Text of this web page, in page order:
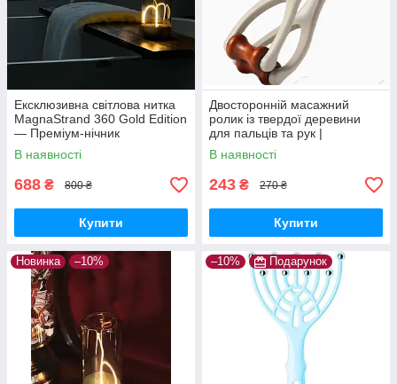
Ексклюзивна світлова нитка
MagnaStrand 360 Gold Edition
— Преміум-нічник
трансформер, дизайнерська
LED-лампа
В наявності
688 ₴ 800 ₴
Купити
Двосторонній масажний
ролик із твердої деревини
для пальців та рук |
компактний ручний масажер
для релаксу
В наявності
243 ₴ 270 ₴
Купити
Новинка –10% –10% Подарунок